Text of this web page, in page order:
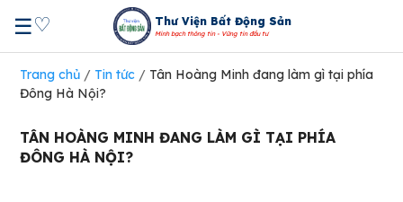
☰♡ Thư Viện Bất Động Sản
Minh bạch thông tin - Vững tin đầu tư
Trang chủ / Tin tức / Tân Hoàng Minh đang làm gì tại phía
Đông Hà Nội?
TÂN HOÀNG MINH ĐANG LÀM GÌ TẠI PHÍA
ĐÔNG HÀ NỘI?